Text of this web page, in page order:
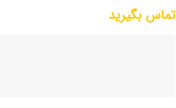
تماس بگیرید